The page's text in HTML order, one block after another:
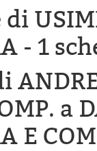
- 1
a
E